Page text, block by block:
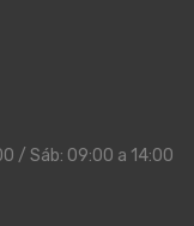
/ Sáb: 09:00 a 14:00